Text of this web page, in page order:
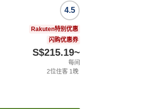
4.5
Rakuten特别优惠
闪购优惠券
S$215.19~
每间
2位住客 1晚